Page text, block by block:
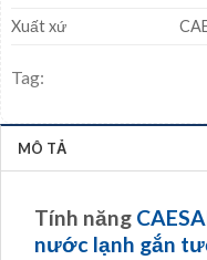
Xuất xứ
Tag:
MÔ TẢ
Tính năng
nước lạnh gắn